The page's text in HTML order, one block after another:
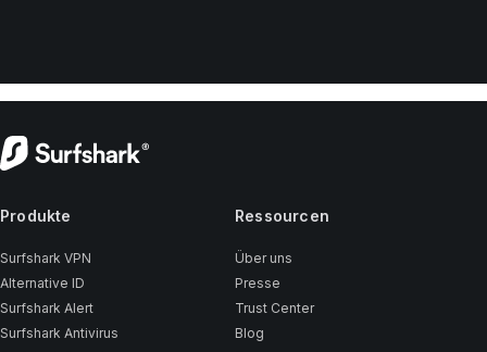
Produkte
Surfshark VPN
Alternative ID
Surfshark Alert
Surfshark Antivirus
Ressourcen
Über uns
Presse
Trust Center
Blog